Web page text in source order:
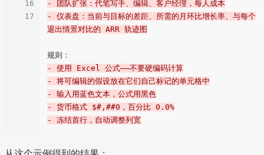
16
17
- 团队扩张：代笔写手、编辑、客户经理，每人成本
- 仪表盘：当前与目标的差距、所需的月环比增长率、与每个
退出情景对比的 ARR 轨迹图
- 使用 Excel 公式——不要硬编码计算
- 将可编辑的假设放在它们自己标记的单元格中
- 输入用蓝色文本，公式用黑色
- 货币格式 $#,##0，百分比 0.0%
- 冻结首行，自动调整列宽